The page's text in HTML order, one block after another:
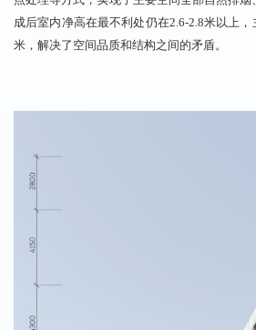
成后室内净高在最不利处仍在2.6-2.8米以上，
米 ， 解决了 空间品质和结构之间的矛盾。